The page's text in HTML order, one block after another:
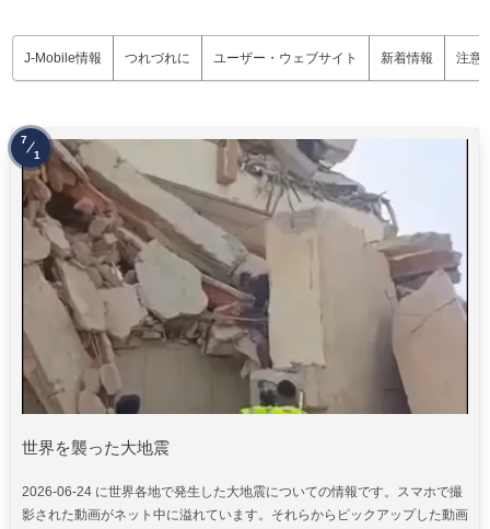
J-Mobile情報 つれづれに ユーザー・ウェブサイト 新着情報 注意
世界を襲った大地震
2026-06-24 に世界各地で発生した大地震についての情報です。スマホで撮
影された動画がネット中に溢れています。それらからピックアップした動画
7
1